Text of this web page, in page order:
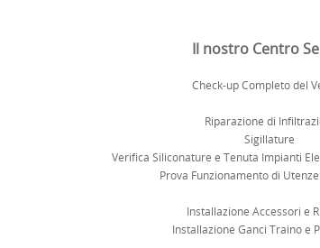
Il nostro Centro
Check-up Completo del
Riparazione di
Sigillature
Verifica Siliconature e Tenuta Impianti
Prova Funzionamento di
Installazione Accessori e
Installazione Ganci Traino e